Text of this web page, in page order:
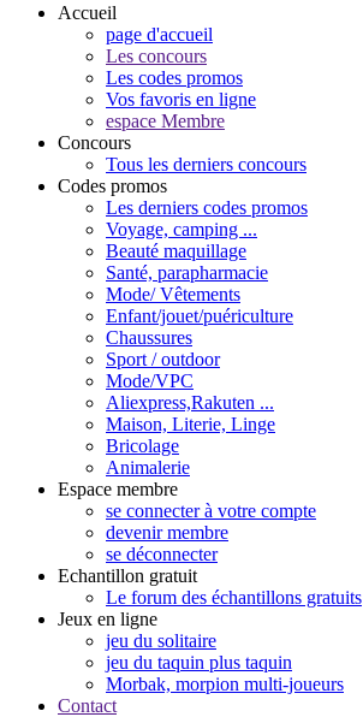
Accueil
page d'accueil
Les concours
Les codes promos
Vos favoris en ligne
espace Membre
Concours
Tous les derniers concours
Codes promos
Les derniers codes promos
Voyage, camping ...
Beauté maquillage
Santé, parapharmacie
Mode/ Vêtements
Enfant/jouet/puériculture
Chaussures
Sport / outdoor
Mode/VPC
Aliexpress,Rakuten ...
Maison, Literie, Linge
Bricolage
Animalerie
Espace membre
se connecter à votre compte
devenir membre
se déconnecter
Echantillon gratuit
Le forum des échantillons gratuits
Jeux en ligne
jeu du solitaire
jeu du taquin plus taquin
Morbak, morpion multi-joueurs
Contact